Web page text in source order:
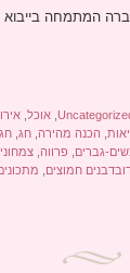
המתמחה בייבוא
,אוכל ,
הכנה מהירה ,חג ,
גברים פרווה ,צמחוני
חמוצים